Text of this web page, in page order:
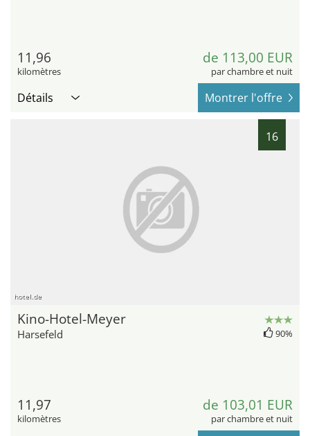
11,96
kilomètres
de 113,00 EUR
par chambre et nuit
Détails Montrer l'offre
16
hotel.de
Kino-Hotel-Meyer
Harsefeld 90%
11,97
kilomètres
de 103,01 EUR
par chambre et nuit